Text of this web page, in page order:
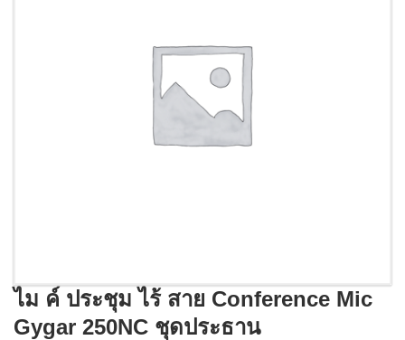
ไม ค์ ประชุม ไร้ สาย Conference Mic
Gygar 250NC ชุดประธาน